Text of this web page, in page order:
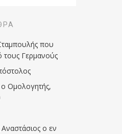
που
τους Γερμανούς
ο Ομολογητής,
ο εν